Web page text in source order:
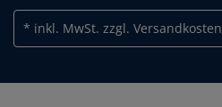
* inkl. MwSt. zzgl. Versandkosten